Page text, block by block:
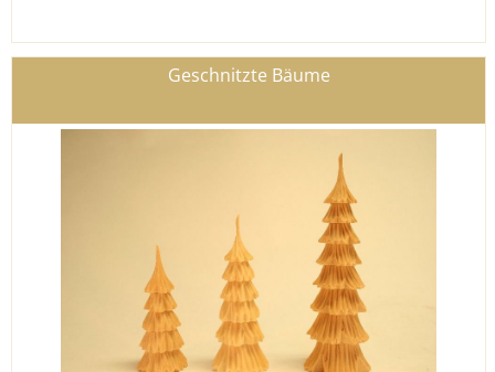
Geschnitzte Bäume